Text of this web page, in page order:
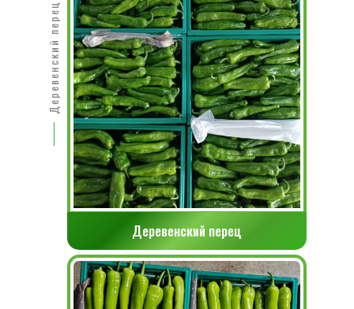
Деревенский перец
Деревенский перец